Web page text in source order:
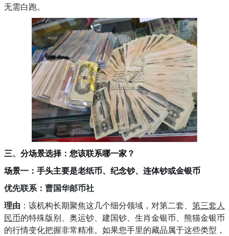
无需白跑。
三、分场景选择：您该联系哪一家？
场景一：手头主要是老纸币、纪念钞、连体钞或金银币
优先联系：曹国华邮币社
理由 ：该机构长期聚焦这几个细分领域，对第二套、 第三套人
民币的特殊版别、奥运钞、建国钞、生肖金银币、熊猫金银币
的行情变化把握非常精准。如果您手里的藏品属于这些类型，